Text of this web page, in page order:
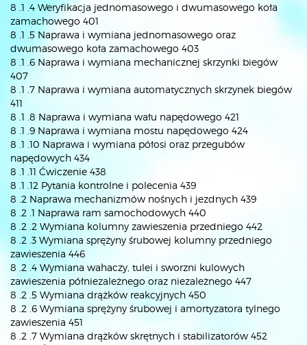
8 .1 .4 Weryfikacja jednomasowego i dwumasowego koła
zamachowego 401
8 .1 .5 Naprawa i wymiana jednomasowego oraz
dwumasowego koła zamachowego 403
8 .1 .6 Naprawa i wymiana mechanicznej skrzynki biegów
407
8 .1 .7 Naprawa i wymiana automatycznych skrzynek biegów
411
8 .1 .8 Naprawa i wymiana wału napędowego 421
8 .1 .9 Naprawa i wymiana mostu napędowego 424
8 .1 .10 Naprawa i wymiana półosi oraz przegubów
napędowych 434
8 .1 .11 Ćwiczenie 438
8 .1 .12 Pytania kontrolne i polecenia 439
8 .2 Naprawa mechanizmów nośnych i jezdnych 439
8 .2 .1 Naprawa ram samochodowych 440
8 .2 .2 Wymiana kolumny zawieszenia przedniego 442
8 .2 .3 Wymiana sprężyny śrubowej kolumny przedniego
zawieszenia 446
8 .2 .4 Wymiana wahaczy, tulei i sworzni kulowych
zawieszenia półniezależnego oraz niezależnego 447
8 .2 .5 Wymiana drążków reakcyjnych 450
8 .2 .6 Wymiana sprężyny śrubowej i amortyzatora tylnego
zawieszenia 451
8 .2 .7 Wymiana drążków skrętnych i stabilizatorów 452